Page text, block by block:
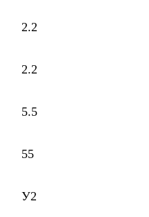
2.2
2.2
5.5
55
У2